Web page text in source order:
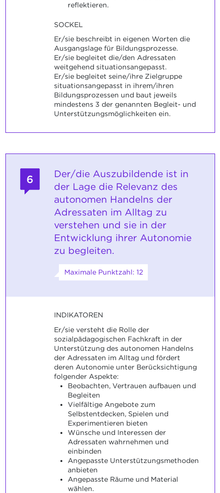
reflektieren.
SOCKEL
Er/sie beschreibt in eigenen Worten die
Ausgangslage für Bildungsprozesse.
Er/sie begleitet die/den Adressaten
weitgehend situationsangepasst.
Er/sie begleitet seine/ihre Zielgruppe
situationsangepasst in ihrem/ihren
Bildungsprozessen und baut jeweils
mindestens 3 der genannten Begleit- und
Unterstützungsmöglichkeiten ein.
6
Der/die Auszubildende ist in
der Lage die Relevanz des
autonomen Handelns der
Adressaten im Alltag zu
verstehen und sie in der
Entwicklung ihrer Autonomie
zu begleiten.
Maximale Punktzahl: 12
INDIKATOREN
Er/sie versteht die Rolle der
sozialpädagogischen Fachkraft in der
Unterstützung des autonomen Handelns
der Adressaten im Alltag und fördert
deren Autonomie unter Berücksichtigung
folgender Aspekte:
Beobachten, Vertrauen aufbauen und
Begleiten
Vielfältige Angebote zum
Selbstentdecken, Spielen und
Experimentieren bieten
Wünsche und Interessen der
Adressaten wahrnehmen und
einbinden
Angepasste Unterstützungsmethoden
anbieten
Angepasste Räume und Material
wählen.